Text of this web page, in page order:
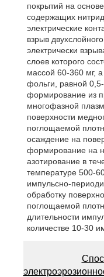
покрытий на
содержащих
электрические
взрыв
электрически
слоев которого
массой 60-360 мг,
фольги, равной
формирование из
многофазной
поверхности
поглощаемой
осаждение на
формирование на
азотирование в
температуре 500-
импульсно-
обработку
поглощаемой
длительности
количестве 10-30